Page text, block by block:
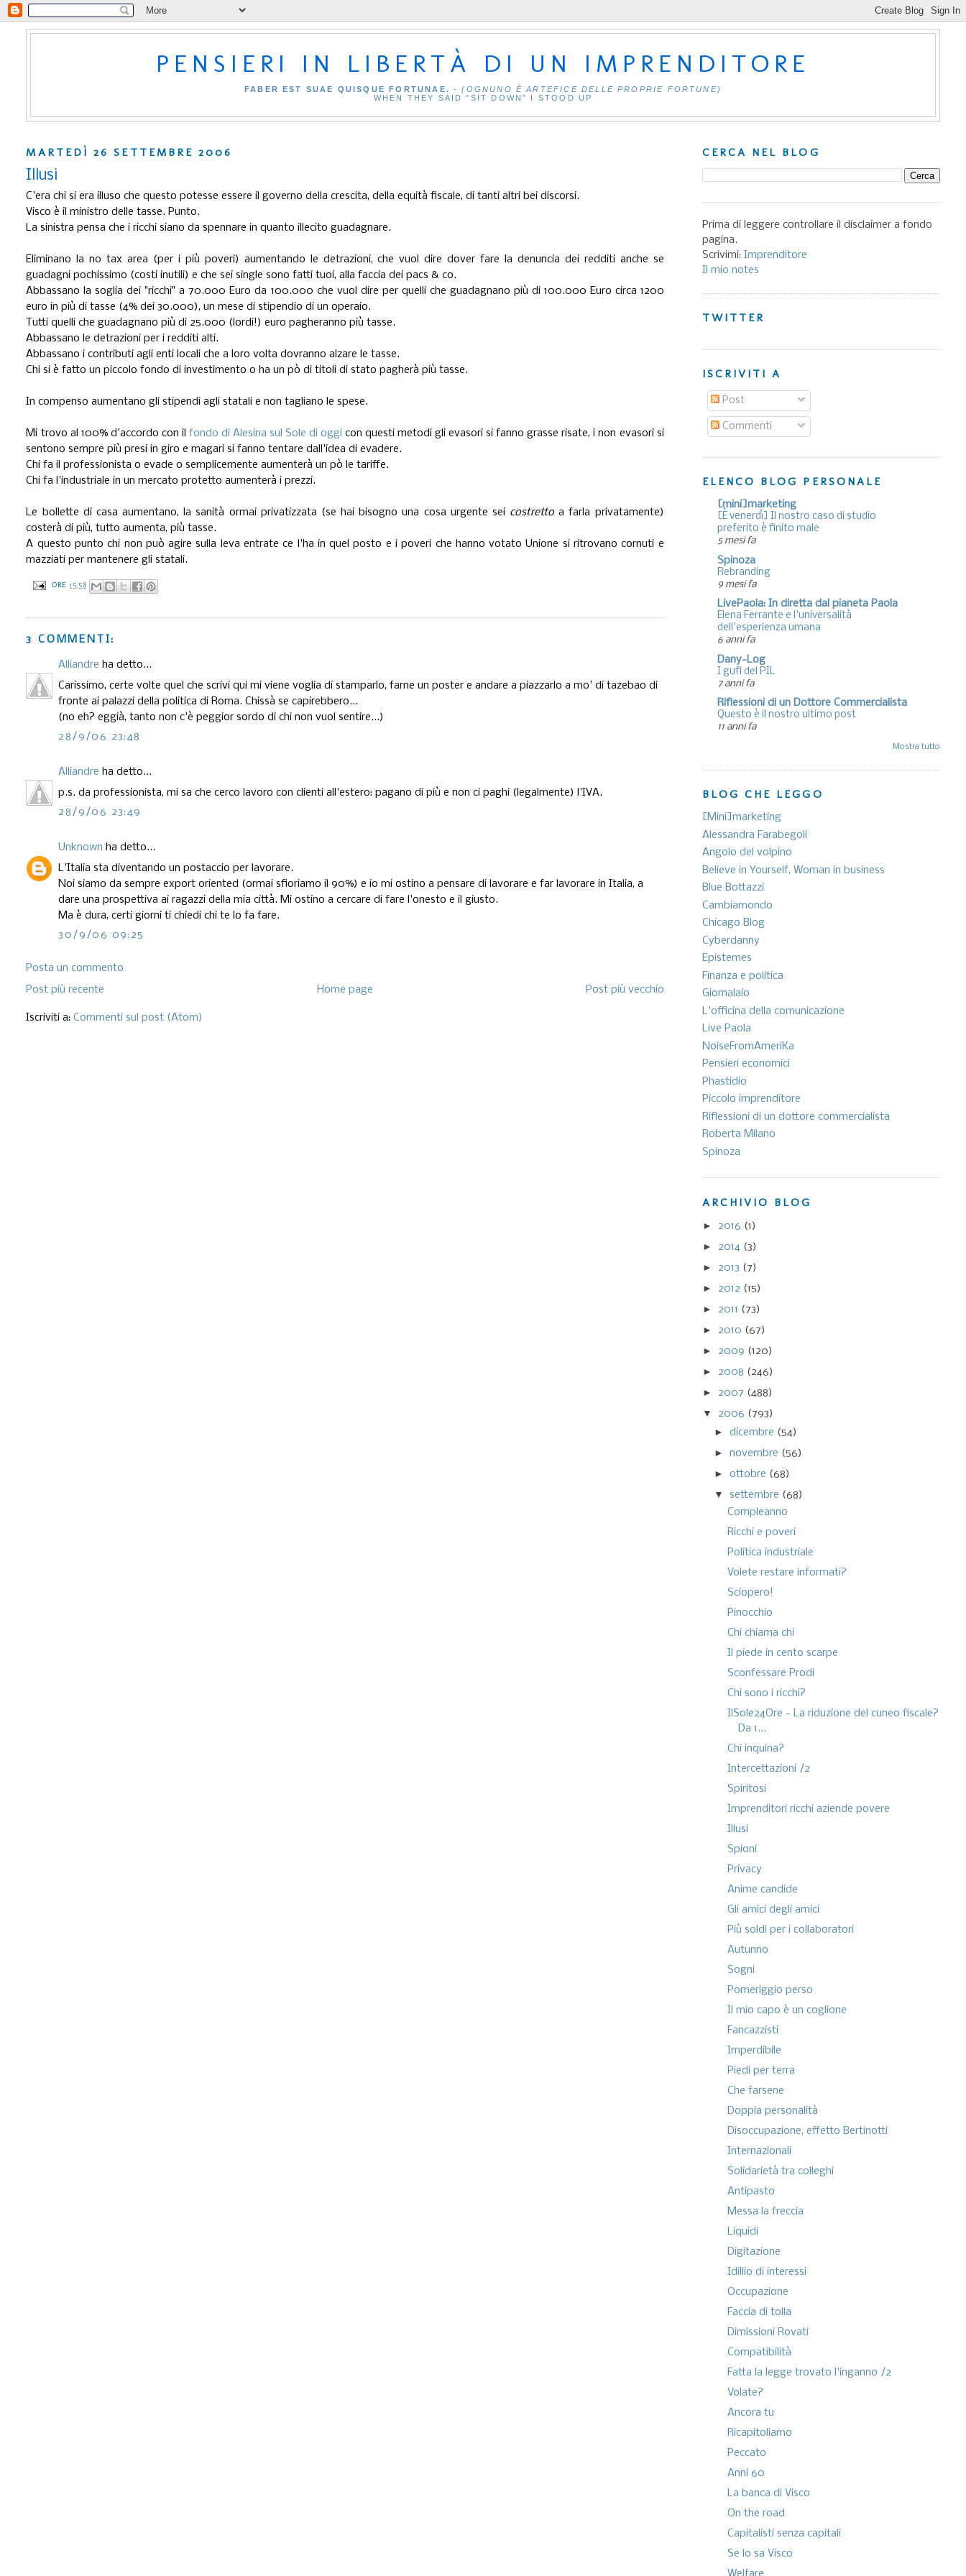
PENSIERI IN LIBERTÀ DI UN IMPRENDITORE
FABER EST SUAE QUISQUE FORTUNAE. -(OGNUNO È ARTEFICE DELLE PROPRIE FORTUNE)
WHEN THEY SAID "SIT DOWN" I STOOD UP
MARTEDÌ 26 SETTEMBRE 2006
Illusi
C'era chi si era illuso che questo potesse essere il governo della crescita, della equità fiscale, di tanti altri bei discorsi.
Visco è il ministro delle tasse. Punto.
La sinistra pensa che i ricchi siano da spennare in quanto illecito guadagnare.
Eliminano la no tax area (per i più poveri) aumentando le detrazioni, che vuol dire dover fare la denuncia dei redditi anche se
guadagni pochissimo (costi inutili) e che sei single sono fatti tuoi, alla faccia dei pacs & co.
Abbassano la soglia dei "ricchi" a 70.000 Euro da 100.000 che vuol dire per quelli che guadagnano più di 100.000 Euro circa 1200
euro in più di tasse (4% dei 30.000), un mese di stipendio di un operaio.
Tutti quelli che guadagnano più di 25.000 (lordi!) euro pagheranno più tasse.
Abbassano le detrazioni per i redditi alti.
Abbassano i contributi agli enti locali che a loro volta dovranno alzare le tasse.
Chi si è fatto un piccolo fondo di investimento o ha un pò di titoli di stato pagherà più tasse.
In compenso aumentano gli stipendi agli statali e non tagliano le spese.
Mi trovo al 100% d'accordo con il fondo di Alesina sul Sole di oggi con questi metodi gli evasori si fanno grasse risate, i non evasori si
sentono sempre più presi in giro e magari si fanno tentare dall'idea di evadere.
Chi fa il professionista o evade o semplicemente aumenterà un pò le tariffe.
Chi fa l'industriale in un mercato protetto aumenterà i prezzi.
Le bollette di casa aumentano, la sanità ormai privatizzata (se hai bisogno una cosa urgente sei costrettoa farla privatamente)
costerà di più, tutto aumenta, più tasse.
A questo punto chi non può agire sulla leva entrate ce l'ha in quel posto e i poveri che hanno votato Unione si ritrovano cornuti e
mazziati per mantenere gli statali.
ORE15:58
3 COMMENTI:
Alliandre ha detto...
Carissimo, certe volte quel che scrivi qui mi viene voglia di stamparlo, farne un poster e andare a piazzarlo a mo' di tazebao di
fronte ai palazzi della politica di Roma. Chissà se capirebbero...
(no eh? eggià, tanto non c'è peggior sordo di chi non vuol sentire...)
28/9/06 23:48
Alliandre ha detto...
p.s. da professionista, mi sa che cerco lavoro con clienti all'estero: pagano di più e non ci paghi (legalmente) l'IVA.
28/9/06 23:49
Unknown ha detto...
L'Italia sta diventando un postaccio per lavorare.
Noi siamo da sempre export oriented (ormai sfioriamo il 90%) e io mi ostino a pensare di lavorare e far lavorare in Italia, a
dare una prospettiva ai ragazzi della mia città. Mi ostino a cercare di fare l'onesto e il giusto.
Ma è dura, certi giorni ti chiedi chi te lo fa fare.
30/9/06 09:25
Posta un commento
Post più recente
Post più vecchio
Home page
Iscriviti a:Commenti sul post (Atom)
CERCA NEL BLOG
Prima di leggere controllare il disclaimer a fondo
pagina.
Scrivimi: Imprenditore
Il mio notes
TWITTER
ISCRIVITI A
Post
Commenti
ELENCO BLOG PERSONALE
[mini]marketing
[È venerdì] Il nostro caso di studio
preferito è finito male
5 mesi fa
Spinoza
Rebranding
9 mesi fa
LivePaola: In diretta dal pianeta Paola
Elena Ferrante e l'universalità
dell'esperienza umana
6 anni fa
Dany-Log
I gufi del PIL
7 anni fa
Riflessioni di un Dottore Commercialista
Questo è il nostro ultimo post
11 anni fa
Mostra tutto
BLOG CHE LEGGO
[Mini]marketing
Alessandra Farabegoli
Angolo del volpino
Believe in Yourself, Woman in business
Blue Bottazzi
Cambiamondo
Chicago Blog
Cyberdanny
Epistemes
Finanza e politica
Giornalaio
L'officina della comunicazione
Live Paola
NoiseFromAmeriKa
Pensieri economici
Phastidio
Piccolo imprenditore
Riflessioni di un dottore commercialista
Roberta Milano
Spinoza
ARCHIVIO BLOG
► 2016 (1)
► 2014 (3)
► 2013 (7)
► 2012 (15)
► 2011 (73)
► 2010 (67)
► 2009 (120)
► 2008 (246)
► 2007 (488)
▼ 2006 (793)
►dicembre (54)
►novembre (56)
►ottobre (68)
▼ settembre (68)
Compleanno
Ricchi e poveri
Politica industriale
Volete restare informati?
Sciopero!
Pinocchio
Chi chiama chi
Il piede in cento scarpe
Sconfessare Prodi
Chi sono i ricchi?
IlSole24Ore - La riduzione del cuneo fiscale?
Da 1...
Chi inquina?
Intercettazioni /2
Spiritosi
Imprenditori ricchi aziende povere
Illusi
Spioni
Privacy
Anime candide
Gli amici degli amici
Più soldi per i collaboratori
Autunno
Sogni
Pomeriggio perso
Il mio capo è un coglione
Fancazzisti
Imperdibile
Piedi per terra
Che farsene
Doppia personalità
Disoccupazione, effetto Bertinotti
Internazionali
Solidarietà tra colleghi
Antipasto
Messa la freccia
Liquidi
Digitazione
Idillio di interessi
Occupazione
Faccia di tolla
Dimissioni Rovati
Compatibilità
Fatta la legge trovato l'inganno /2
Volate?
Ancora tu
Ricapitoliamo
Peccato
Anni 60
La banca di Visco
On the road
Capitalisti senza capitali
Se lo sa Visco